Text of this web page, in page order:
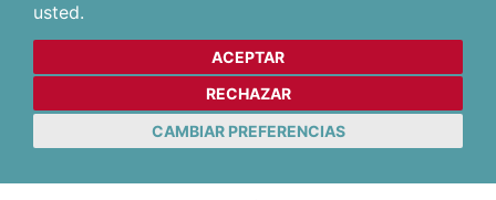
usted.
ACEPTAR
RECHAZAR
CAMBIAR PREFERENCIAS